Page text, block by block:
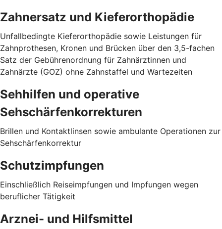
Zahnersatz und Kieferorthopädie
Unfallbedingte Kieferorthopädie sowie Leistungen für
Zahnprothesen, Kronen und Brücken über den 3,5-fachen
Satz der Gebührenordnung für Zahnärztinnen und
Zahnärzte (GOZ) ohne Zahnstaffel und Wartezeiten
Sehhilfen und operative
Sehschärfenkorrekturen
Brillen und Kontaktlinsen sowie ambulante Operationen zur
Sehschärfenkorrektur
Schutzimpfungen
Einschließlich Reiseimpfungen und Impfungen wegen
beruflicher Tätigkeit
Arznei- und Hilfsmittel